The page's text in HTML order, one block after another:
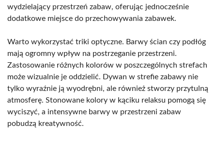
wydzielający przestrzeń zabaw, oferując jednocześnie
dodatkowe miejsce do przechowywania zabawek.
Warto wykorzystać triki optyczne. Barwy ścian czy podłóg
mają ogromny wpływ na postrzeganie przestrzeni.
Zastosowanie różnych kolorów w poszczególnych strefach
może wizualnie je oddzielić. Dywan w strefie zabawy nie
tylko wyraźnie ją wyodrębni, ale również stworzy przytulną
atmosferę. Stonowane kolory w kąciku relaksu pomogą się
wyciszyć, a intensywne barwy w przestrzeni zabaw
pobudzą kreatywność.